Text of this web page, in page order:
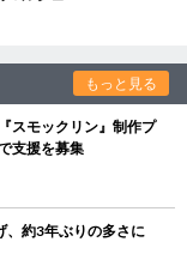
もっと見る
スモックリン』制作プ
支援を募集
、約3年ぶりの多さに